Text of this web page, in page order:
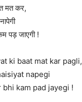
मत कर,
पड़ जाएगी !
ki baat mat kar pagli,
napegi
kam pad jayegi !